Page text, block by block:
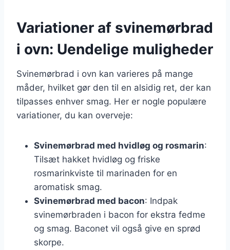
Variationer af svinemørbrad
i ovn: Uendelige muligheder
Svinemørbrad i ovn kan varieres på mange
måder, hvilket gør den til en alsidig ret, der kan
tilpasses enhver smag. Her er nogle populære
variationer, du kan overveje:
Svinemørbrad med hvidløg og rosmarin:
Tilsæt hakket hvidløg og friske
rosmarinkviste til marinaden for en
aromatisk smag.
Svinemørbrad med bacon: Indpak
svinemørbraden i bacon for ekstra fedme
og smag. Baconet vil også give en sprød
skorpe.